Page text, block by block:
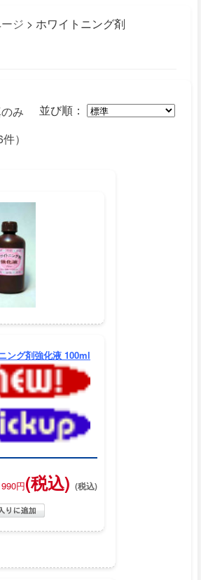
ジ > ホワイトニング剤
並び順：
み
）
ング剤強化液 100ml
990円(税込)